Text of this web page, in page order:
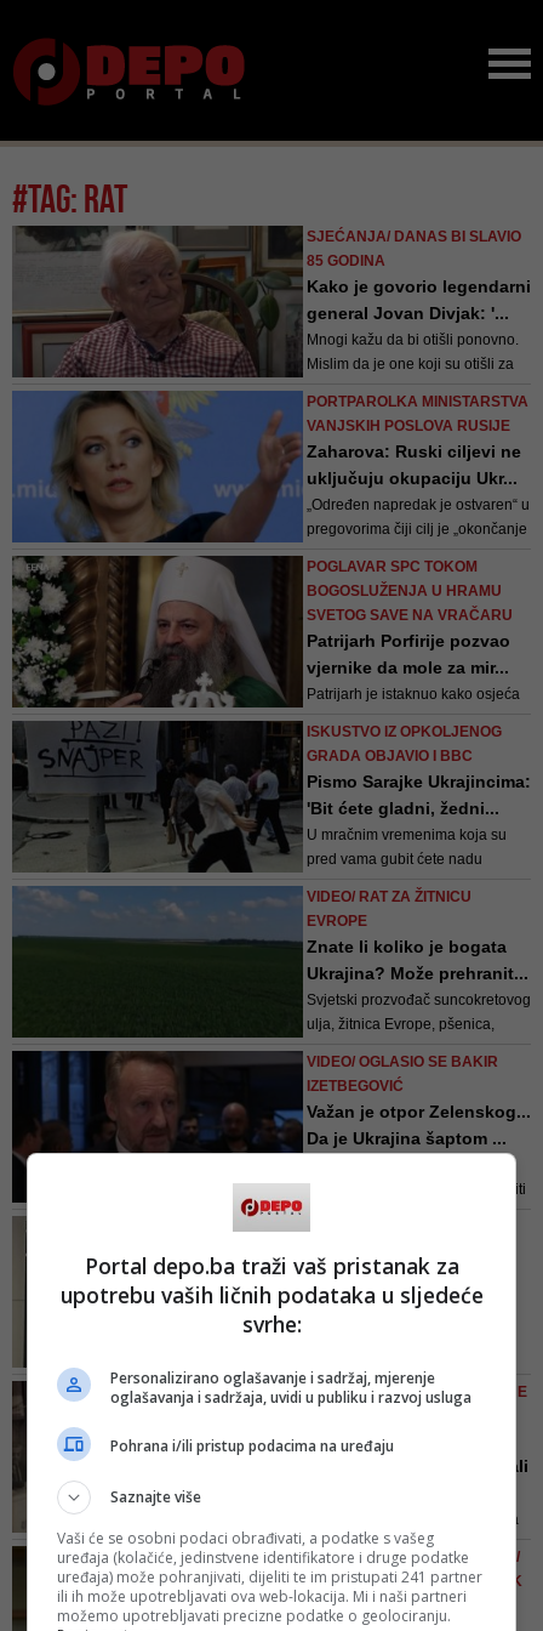
#tag: rat
SJEĆANJA/ DANAS BI SLAVIO
85 GODINA
Kako je govorio legendarni
general Jovan Divjak: '...
Mnogi kažu da bi otišli ponovno.
Mislim da je one koji su otišli za
od jučer. I ne uče svoju djecu da
uče balkanske jezike - govorio je
Divjak
PORTPAROLKA MINISTARSTVA
VANJSKIH POSLOVA RUSIJE
Zaharova: Ruski ciljevi ne
uključuju okupaciju Ukr...
„Određen napredak je ostvaren“ u
pregovorima čiji cilj je „okončanje
prolivanja krvi i otpora ukrajinskih
novinare.
POGLAVAR SPC TOKOM
BOGOSLUŽENJA U HRAMU
SVETOG SAVE NA VRAČARU
Patrijarh Porfirije pozvao
vjernike da mole za mir...
Patrijarh je istaknuo kako osjeća
s onima koji sada ostaju bez
svojih domova i koji traže utočište
i sigurnost
ISKUSTVO IZ OPKOLJENOG
GRADA OBJAVIO I BBC
Pismo Sarajke Ukrajincima:
'Bit ćete gladni, žedni...
U mračnim vremenima koja su
pred vama gubit ćete nadu
povremeno, ali pišem vam iz
sam biti mrtva, ali sam preživjela;
sutra ću izvesti svoje unuke. I vi
ćete jednog dana, zato što u
vama vid...
VIDEO/ RAT ZA ŽITNICU
EVROPE
Znate li koliko je bogata
Ukrajina? Može prehranit...
Svjetski prozvođač suncokretovog
ulja, žitnica Evrope, pšenica,
uzgaja na ukrajinskim poljima...
samo dio ove priče
VIDEO/ OGLASIO SE BAKIR
IZETBEGOVIĆ
Važan je otpor Zelenskog...
Da je Ukrajina šaptom ...
uskoro pregovorima i da neće biti
zaustaviti neke apetite na
Balkanu i u BiH - izjavio je
PORUKU IZ ZATVORA
Navalni: Rusi izađite na
službenom Twitter profilu ruskog
opozicionog čelnika. Iako Navalni
pretpostavlja se da ga je izdiktirao
SVJEDOK VREMENA/ KAKO JE
MARTU '92.
'Radili smo dan i noć, imali
Ko je sve i na koji način tih dana
prije 30 godina doprinio da se
organizacija referenduma
uspješno odradi, na koji način su
svoj doprinos dali brojni ljudi iz
DEPO INTERVJU S POVODOM/
SLAVO KUKIĆ, BH. AKADEMIK
(1. DIO)
Portal depo.ba traži vaš pristanak za
upotrebu vaših ličnih podataka u sljedeće
svrhe:
Personalizirano oglašavanje i sadržaj, mjerenje
oglašavanja i sadržaja, uvidi u publiku i razvoj usluga
Pohrana i/ili pristup podacima na uređaju
Saznajte više
Vaši će se osobni podaci obrađivati, a podatke s vašeg
uređaja (kolačiće, jedinstvene identifikatore i druge podatke
uređaja) može pohranjivati, dijeliti te im pristupati 241 partner
ili ih može upotrebljavati ova web-lokacija. Mi i naši partneri
možemo upotrebljavati precizne podatke o geolociranju.